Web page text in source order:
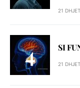
21
SI
21